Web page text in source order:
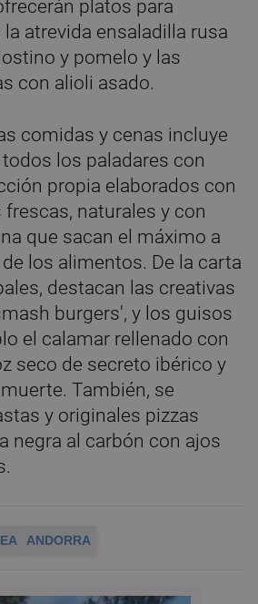
platos para
atrevida ensaladilla rusa
y pomelo y las
con alioli asado.
comidas y cenas incluye
los paladares con
propia elaborados con
naturales y con
que sacan el máximo a
los alimentos. De la carta
destacan las creativas
burgers', y los guisos
el calamar rellenado con
seco de secreto ibérico y
También, se
y originales pizzas
negra al carbón con ajos
ANDORRA